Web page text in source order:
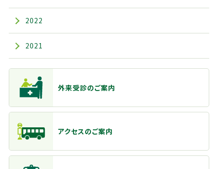
2022
2021
主なメニュー
外来受診のご案内
アクセスのご案内